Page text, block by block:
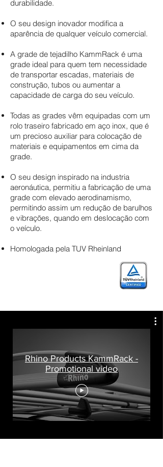
durabilidade.
O seu design inovador modifica a
aparência de qualquer veículo comercial.
A grade de tejadilho KammRack é uma
grade ideal para quem tem necessidade
de transportar escadas, materiais de
construção, tubos ou aumentar a
capacidade de carga do seu veículo.
Todas as grades vêm equipadas com um
rolo traseiro fabricado em aço inox, que é
um precioso auxiliar para colocação de
materiais e equipamentos em cima da
grade.
O seu design inspirado na industria
aeronáutica, permitiu a fabricação de uma
grade com elevado aerodinamismo,
permitindo assim um redução de barulhos
e vibrações, quando em deslocação com
o veículo.
Homologada pela TUV Rheinland
Rhino Products KammRack -
Promotional video